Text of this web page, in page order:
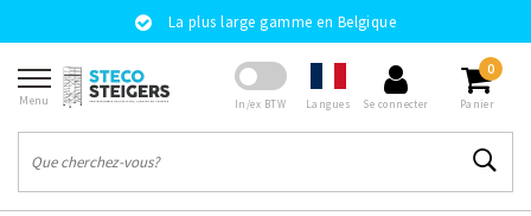
La plus large gamme en Belgique
Menu In/ex BTW Langues Se connecter
0
Panier